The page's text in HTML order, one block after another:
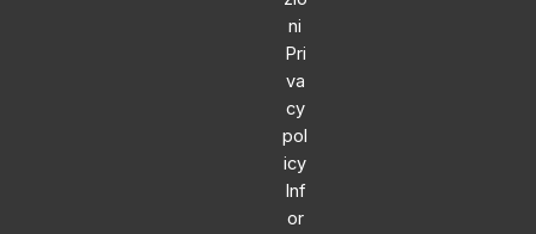
ni
Pri
va
cy
pol
icy
Inf
or